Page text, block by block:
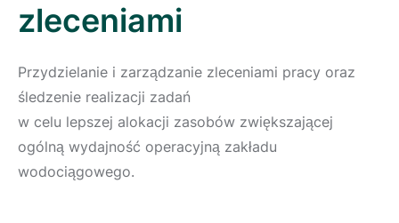
zleceniami
Przydzielanie i zarządzanie zleceniami pracy oraz
śledzenie realizacji zadań
w celu lepszej alokacji zasobów zwiększającej
ogólną wydajność operacyjną zakładu
wodociągowego.